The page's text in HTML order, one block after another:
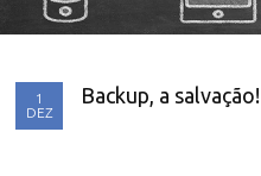
1
DEZ
Backup, a salvação!